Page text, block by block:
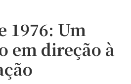
1976: Um
em direção à